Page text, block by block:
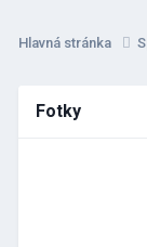
Hlavná stránka
Fotky